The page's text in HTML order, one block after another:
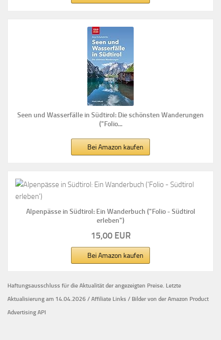
Seen und Wasserfälle in Südtirol: Die schönsten Wanderungen
("Folio...
Bei Amazon kaufen
Alpenpässe in Südtirol: Ein Wanderbuch ("Folio - Südtirol
erleben")
15,00 EUR
Bei Amazon kaufen
Haftungsausschluss für die Aktualität der angezeigten Preise. Letzte
Aktualisierung am 14.04.2026 / Affiliate Links / Bilder von der Amazon Product
Advertising API